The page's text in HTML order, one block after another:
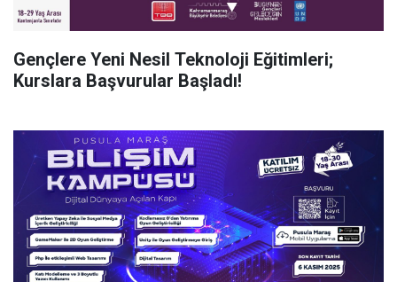
Gençlere Yeni Nesil Teknoloji Eğitimleri;
Kurslara Başvurular Başladı!